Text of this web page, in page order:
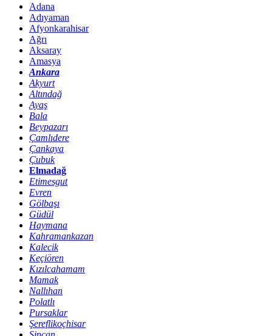
Adana
Adıyaman
Afyonkarahisar
Ağrı
Aksaray
Amasya
Ankara
Akyurt
Altındağ
Ayaş
Bala
Beypazarı
Çamlıdere
Çankaya
Çubuk
Elmadağ
Etimesgut
Evren
Gölbaşı
Güdül
Haymana
Kahramankazan
Kalecik
Keçiören
Kızılcahamam
Mamak
Nallıhan
Polatlı
Pursaklar
Şereflikoçhisar